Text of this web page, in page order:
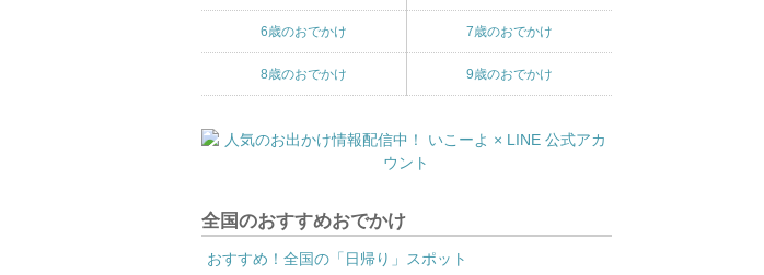
6歳のおでかけ 7歳のおでかけ
8歳のおでかけ 9歳のおでかけ
全国のおすすめおでかけ
おすすめ！全国の「日帰り」スポット